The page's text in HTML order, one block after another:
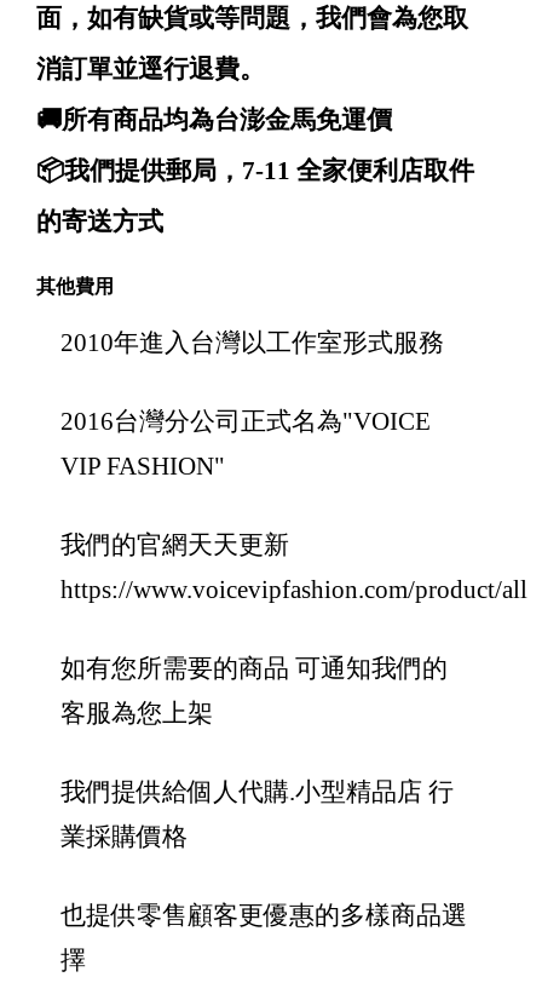
面，如有缺貨或等問題，我們會為您取
消訂單並逕行退費。
🚚所有商品均為台澎金馬免運價
📦我們提供郵局，7-11 全家便利店取件
的寄送方式
其他費用
2010年進入台灣以工作室形式服務
2016台灣分公司正式名為"VOICE
VIP FASHION"
我們的官網天天更新
https://www.voicevipfashion.com/product/all
如有您所需要的商品 可通知我們的
客服為您上架
我們提供給個人代購.小型精品店 行
業採購價格
也提供零售顧客更優惠的多樣商品選
擇